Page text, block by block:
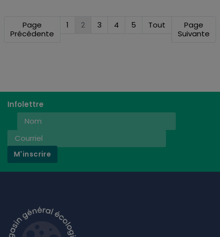
Page
Précédente
1 2 3 4 5 Tout
Page
Suivante
Infolettre
M'inscrire